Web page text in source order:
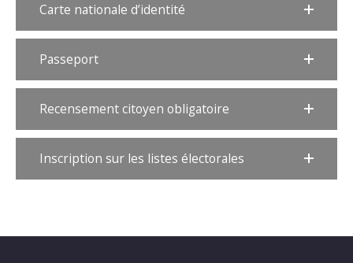
Carte nationale d’identité
Passeport
Recensement citoyen obligatoire
Inscription sur les listes électorales